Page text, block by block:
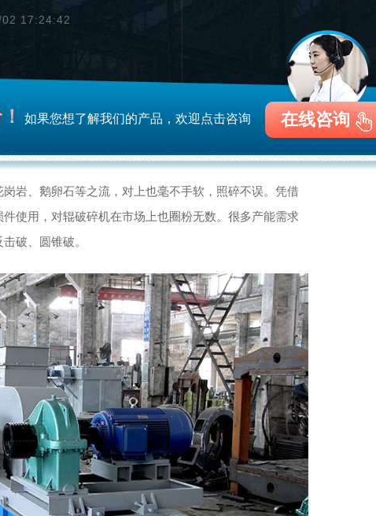
02 17:24:42
如果您想了解我们的产品，欢迎点击咨询 在线咨询
岩、鹅卵石等之流，对上也毫不手软，照碎不误。凭借
使用，对辊破碎机在市场上也圈粉无数。很多产能需求
破、圆锥破。